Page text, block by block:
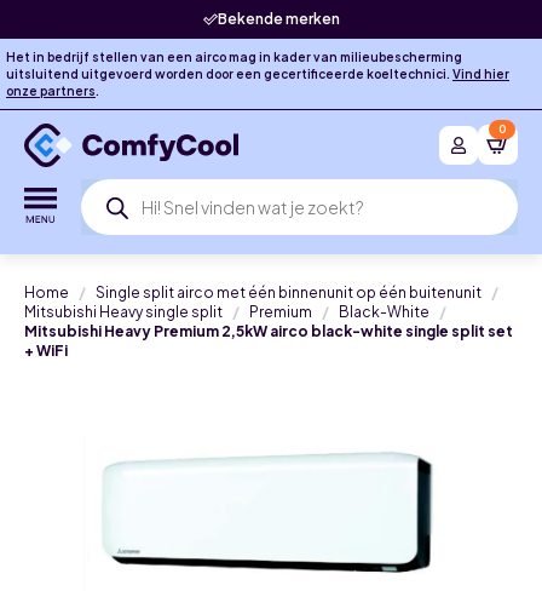
Bekende merken
Het in bedrijf stellen van een airco mag in kader van milieubescherming
uitsluitend uitgevoerd worden door een gecertificeerde koeltechnici. Vind hier
onze partners.
Producten
zoeken
0
Home
Single split airco met één binnenunit op één buitenunit
Mitsubishi Heavy single split
Premium
Black-White
Mitsubishi Heavy Premium 2,5kW airco black-white single split set
+ WiFi